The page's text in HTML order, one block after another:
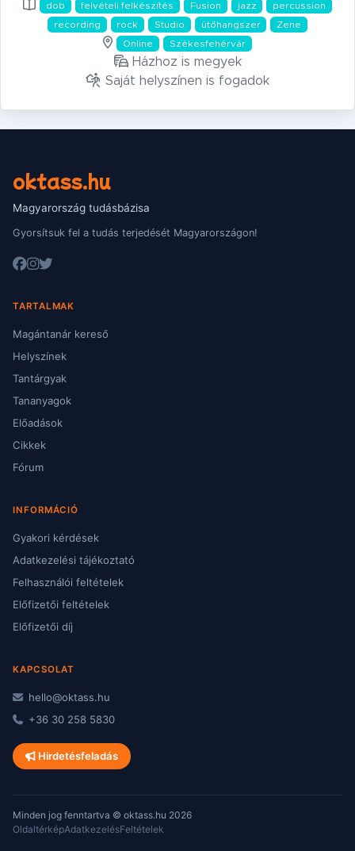
dob
felvételi felkészítés Fusion jazz
percussion
recording
rock Studio ütőhangszer
Zene
Online
Székesfehérvár
Házhoz is megyek
Saját helyszínen is fogadok
oktass.hu
Magyarország tudásbázisa
Gyorsítsuk fel a tudás terjedését Magyarországon!
TARTALMAK
Magántanár kereső
Helyszínek
Tantárgyak
Tananyagok
Előadások
Cikkek
Fórum
INFORMÁCIÓ
Gyakori kérdések
Adatkezelési tájékoztató
Felhasználói feltételek
Előfizetői feltételek
Előfizetői díj
KAPCSOLAT
hello@oktass.hu
+36 30 258 5830
Hirdetésfeladás
Minden jog fenntartva © oktass.hu 2026
OldaltérképAdatkezelésFeltételek